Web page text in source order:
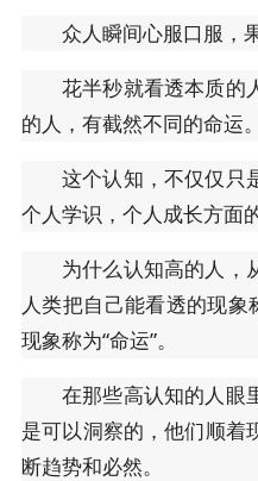
众人瞬间心服口服，
花半秒就看透本质的
的人，有截然不同的命运。
这个认知，不仅仅只
个人学识，个人成长方面
为什么认知高的人，
人类把自己能看透的现象
现象称为“命运”。
在那些高认知的人眼
是可以洞察的，他们顺着
断趋势和必然。